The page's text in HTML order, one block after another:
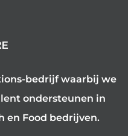
bedrijf waarbij we
ondersteunen in
en Food bedrijven.